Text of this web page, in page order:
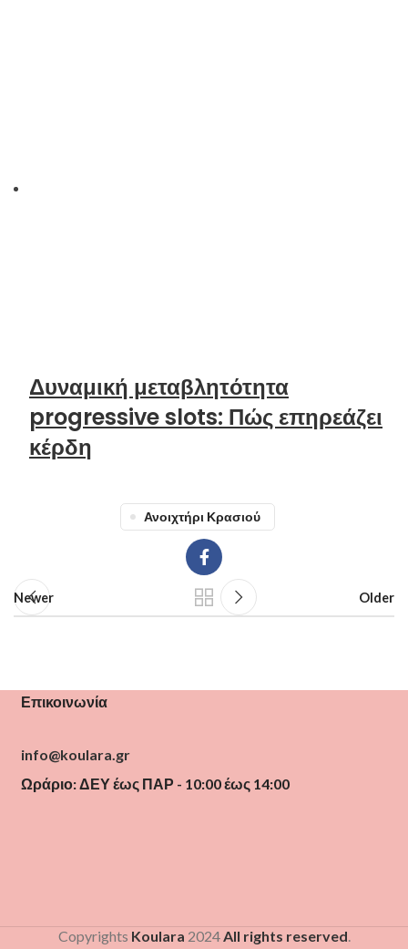
Δυναμική μεταβλητότητα
progressive slots: Πώς επηρεάζει
κέρδη
Ανοιχτήρι Κρασιού
Newer Older
Επικοινωνία
info@koulara.gr
Ωράριο: ΔΕΥ έως ΠΑΡ - 10:00 έως 14:00
Copyrights Koulara 2024All rights reserved.